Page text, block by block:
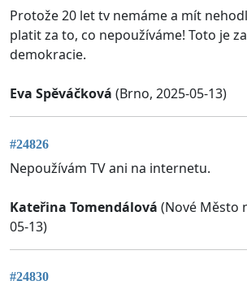
Protože 20 let tv nemáme a mít
platit za to, co nepoužíváme! Toto je
demokracie.
Eva Spěváčková (Brno, 2025-05-13)
#24826
Nepoužívám TV ani na internetu.
Kateřina Tomendálová (Nové Město
05-13)
#24830